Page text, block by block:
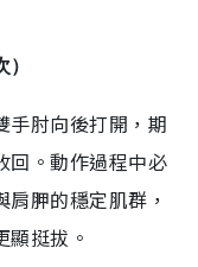
手肘向後打開，期
回。動作過程中必
胛的穩定肌群，
挺拔。